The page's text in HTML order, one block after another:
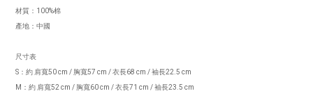
材質：100%棉
產地：中國
尺寸表
S：約 肩寬50 cm / 胸寬57 cm / 衣長68 cm / 袖長22.5 cm
M：約 肩寬52 cm / 胸寬60 cm / 衣長71 cm / 袖長23.5 cm